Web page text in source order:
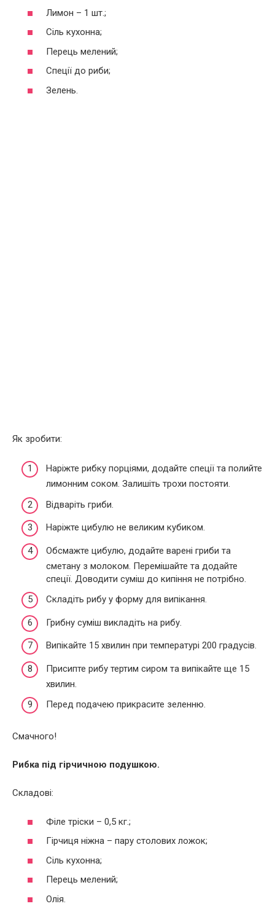
Лимон – 1 шт.;
Сіль кухонна;
Перець мелений;
Спеції до риби;
Зелень.
Як зробити:
Наріжте рибку порціями, додайте спеції та полийте
лимонним соком. Залишіть трохи постояти.
Відваріть гриби.
Наріжте цибулю не великим кубиком.
Обсмажте цибулю, додайте варені гриби та
сметану з молоком. Перемішайте та додайте
спеції. Доводити суміш до кипіння не потрібно.
Складіть рибу у форму для випікання.
Грибну суміш викладіть на рибу.
Випікайте 15 хвилин при температурі 200 градусів.
Присипте рибу тертим сиром та випікайте ще 15
хвилин.
Перед подачею прикрасите зеленню.
Смачного!
Рибка під гірчичною подушкою.
Складові:
Філе тріски – 0,5 кг.;
Гірчиця ніжна – пару столових ложок;
Сіль кухонна;
Перець мелений;
Олія.